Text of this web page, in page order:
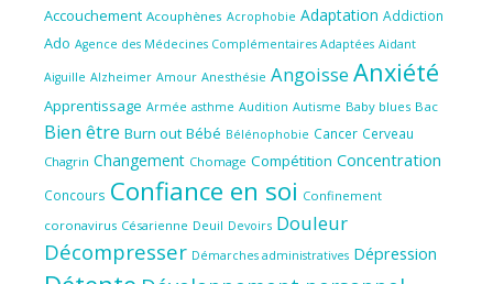
Accouchement Acouphènes Acrophobie Adaptation Addiction
Ado Agence des Médecines Complémentaires Adaptées Aidant
Aiguille Alzheimer Amour Anesthésie Angoisse Anxiété
Apprentissage Armée asthme Audition Autisme Baby blues Bac
Bien être Burn out Bébé Bélénophobie Cancer Cerveau
Chagrin Changement Chomage Compétition Concentration
Concours Confiance en soi Confinement
coronavirus Césarienne Deuil Devoirs Douleur
Décompresser Démarches administratives Dépression